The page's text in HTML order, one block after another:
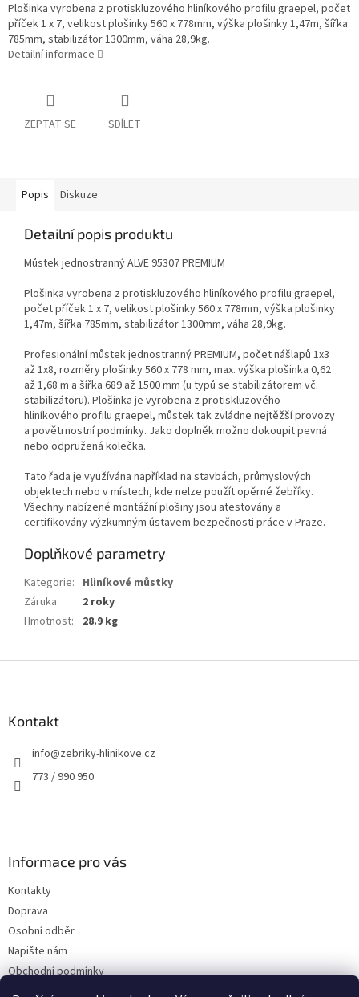
Plošinka vyrobena z protiskluzového hliníkového profilu graepel, počet
příček 1 x 7, velikost plošinky 560 x 778mm, výška plošinky 1,47m, šířka
785mm, stabilizátor 1300mm, váha 28,9kg.
Detailní informace
ZEPTAT SE SDÍLET
Popis Diskuze
Detailní popis produktu
Můstek jednostranný ALVE 95307 PREMIUM
Plošinka vyrobena z protiskluzového hliníkového profilu graepel,
počet příček 1 x 7, velikost plošinky 560 x 778mm, výška plošinky
1,47m, šířka 785mm, stabilizátor 1300mm, váha 28,9kg.
Profesionální můstek jednostranný PREMIUM, počet nášlapů 1x3
až 1x8, rozměry plošinky 560 x 778 mm, max. výška plošinka 0,62
až 1,68 m a šířka 689 až 1500 mm (u typů se stabilizátorem vč.
stabilizátoru). Plošinka je vyrobena z protiskluzového
hliníkového profilu graepel, můstek tak zvládne nejtěžší provozy
a povětrnostní podmínky. Jako doplněk možno dokoupit pevná
nebo odpružená kolečka.
Tato řada je využívána například na stavbách, průmyslových
objektech nebo v místech, kde nelze použít opěrné žebříky.
Všechny nabízené montážní plošiny jsou atestovány a
certifikovány výzkumným ústavem bezpečnosti práce v Praze.
Doplňkové parametry
Kategorie: Hliníkové můstky
Záruka:
2 roky
Hmotnost: 28.9 kg
Kontakt
info@zebriky-hlinikove.cz
773 / 990 950
Informace pro vás
Kontakty
Doprava
Osobní odběr
Napište nám
Obchodní podmínky
Podmínky ochrany osobních údajů